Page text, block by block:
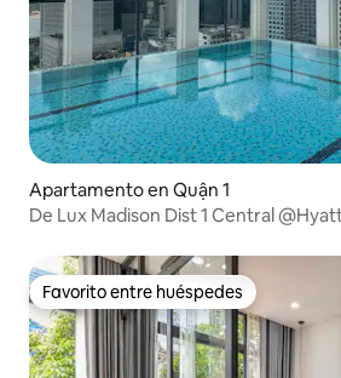
Apartamento en Quận 1
De Lux Madison Dist 1 Central
Favorito entre huéspedes
Favorito entre huéspedes